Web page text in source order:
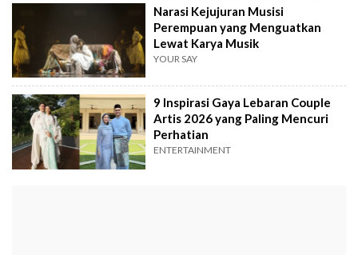
Narasi Kejujuran Musisi
Perempuan yang Menguatkan
Lewat Karya Musik
YOUR SAY
9 Inspirasi Gaya Lebaran Couple
Artis 2026 yang Paling Mencuri
Perhatian
ENTERTAINMENT